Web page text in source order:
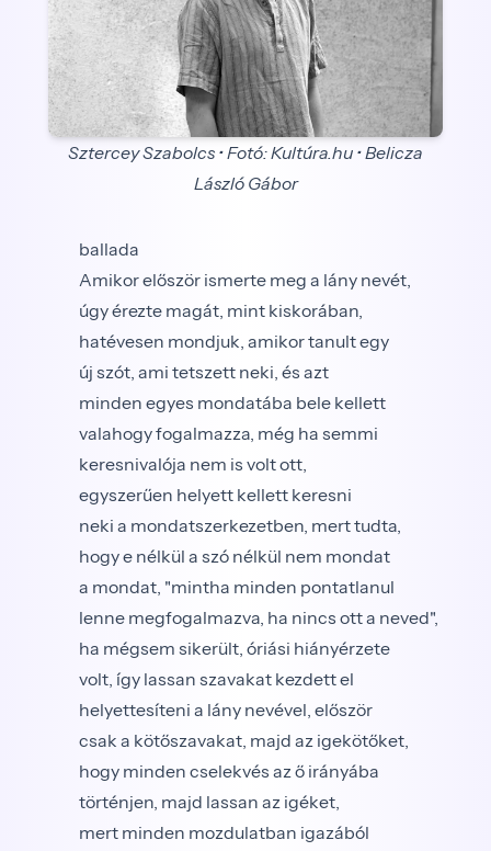
Sztercey Szabolcs • Fotó: Kultúra.hu • Belicza
László Gábor
ballada
Amikor először ismerte meg a lány nevét,
úgy érezte magát, mint kiskorában,
hatévesen mondjuk, amikor tanult egy
új szót, ami tetszett neki, és azt
minden egyes mondatába bele kellett
valahogy fogalmazza, még ha semmi
keresnivalója nem is volt ott,
egyszerűen helyett kellett keresni
neki a mondatszerkezetben, mert tudta,
hogy e nélkül a szó nélkül nem mondat
a mondat, "mintha minden pontatlanul
lenne megfogalmazva, ha nincs ott a neved",
ha mégsem sikerült, óriási hiányérzete
volt, így lassan szavakat kezdett el
helyettesíteni a lány nevével, először
csak a kötőszavakat, majd az igekötőket,
hogy minden cselekvés az ő irányába
történjen, majd lassan az igéket,
mert minden mozdulatban igazából